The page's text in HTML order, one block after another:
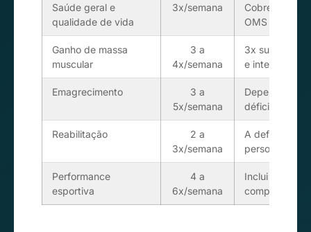
Saúde geral e
qualidade de vida
3x/semana
Cobre a
OMS
Ganho de massa
muscular
3 a
4x/semana
3x suficiente
e
Emagrecimento
3 a
5x/semana
Depende da
déficit calórico
Reabilitação
2 a
3x/semana
A definir com
personal
Performance
esportiva
4 a
6x/semana
Inclui treinos